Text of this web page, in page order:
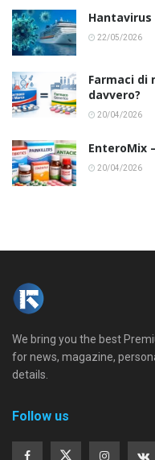
22/05/2026
Farmaci di
davvero?
20/04/2026
EnteroMix
20/04/2026
We bring you the best
for news, magazine,
details.
Follow us